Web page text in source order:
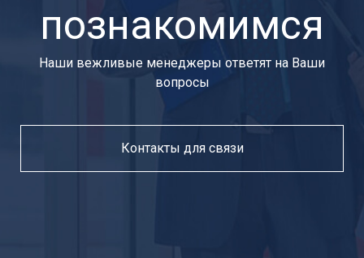
познакомимся
Наши вежливые менеджеры ответят на Ваши
вопросы
Контакты для связи